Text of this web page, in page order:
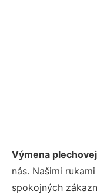
Výmena
nás. Našimi
spokojných